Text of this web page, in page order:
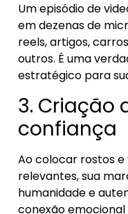
Um episódio de
em dezenas de
reels, artigos,
outros. É uma
estratégico para
3. Criação
confiança
Ao colocar rostos
relevantes, sua
humanidade e
conexão